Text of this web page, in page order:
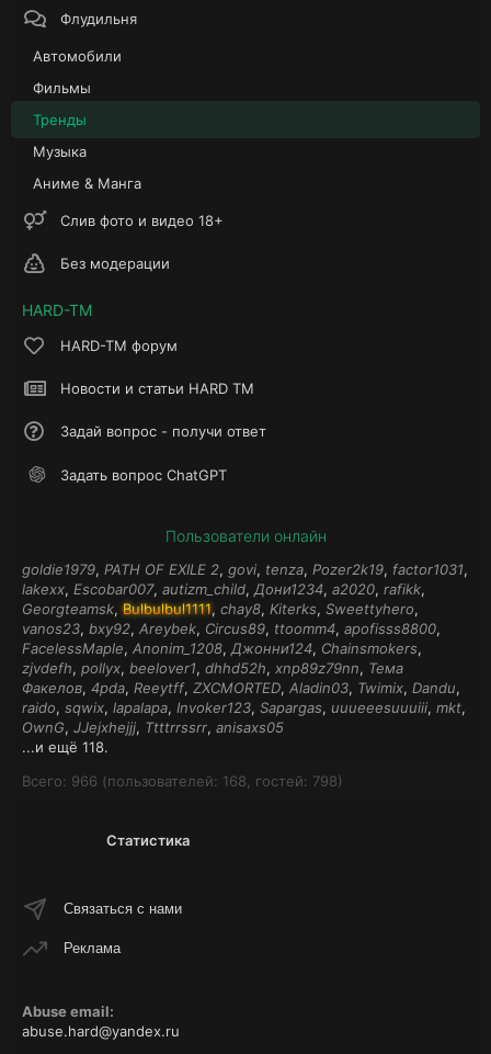
Флудильня
Автомобили
Фильмы
Тренды
Музыка
Аниме & Манга
Слив фото и видео 18+
Без модерации
HARD-TM
HARD-TM форум
Новости и статьи HARD TM
Задай вопрос - получи ответ
Задать вопрос ChatGPT
Пользователи онлайн
goldie1979 PATH OF EXILE 2 govi tenza Pozer2k19 factor1031
lakexx Escobar007 autizm_child Дони1234 a2020 rafikk
Georgteamsk Bulbulbul1111 chay8 Kiterks Sweettyhero
vanos23 bxy92 Areybek Circus89 ttoomm4 apofisss8800
FacelessMaple Anonim_1208 Джонни124 Chainsmokers
zjvdefh pollyx beelover1 dhhd52h xnp89z79nn
Тема
Факелов 4pda Reeytff ZXCMORTED Aladin03 Twimix Dandu
raido sqwix lapalapa Invoker123 Sapargas uuueeesuuuiii mkt
OwnG JJejxhejjj Ttttrrssrr anisaxs05
...и ещё 118.
Всего: 966 (пользователей: 168, гостей: 798)
Статистика
Связаться с нами
Реклама
Abuse email:
abuse.hard@yandex.ru